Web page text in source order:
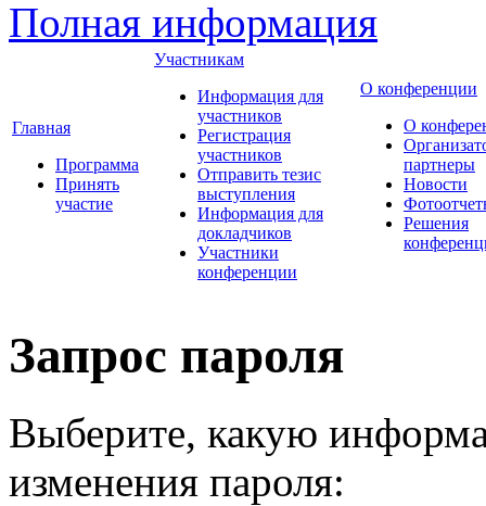
Полная информация
Главная
Программа
Принять
участие
Участникам
Информация для
участников
Регистрация
участников
Отправить тезис
выступления
Информация для
докладчиков
Участники
конференции
О конференции
О
партнеры
Новости
Решения
Запрос пароля
Выберите, какую
изменения пароля: